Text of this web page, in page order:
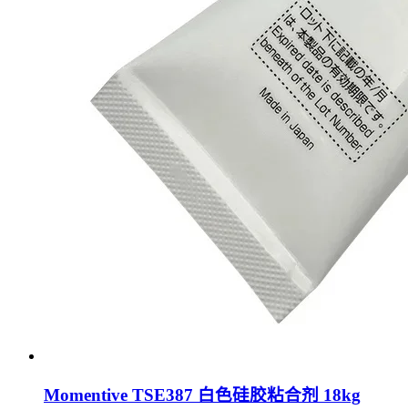
Momentive TSE387 白色硅胶粘合剂 18kg